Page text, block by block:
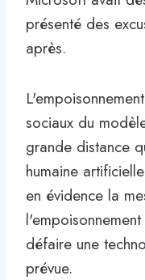
présenté des
après.
sociaux du
grande distance
humaine
en évidence la
défaire une
prévue.